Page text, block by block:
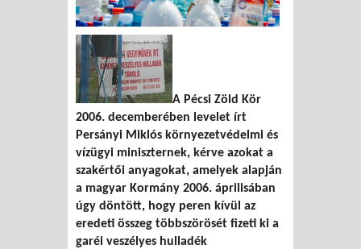
A Pécsi Zöld Kör
2006. decemberében levelet írt
Persányi Miklós környezetvédelmi és
vízügyi miniszternek, kérve azokat a
szakértői anyagokat, amelyek alapján
a magyar Kormány 2006. áprilisában
úgy döntött, hogy peren kívül az
eredeti összeg többszörösét fizeti ki a
garéi veszélyes hulladék